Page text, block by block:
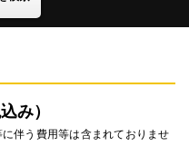
み）
伴う費用等は含まれておりませ